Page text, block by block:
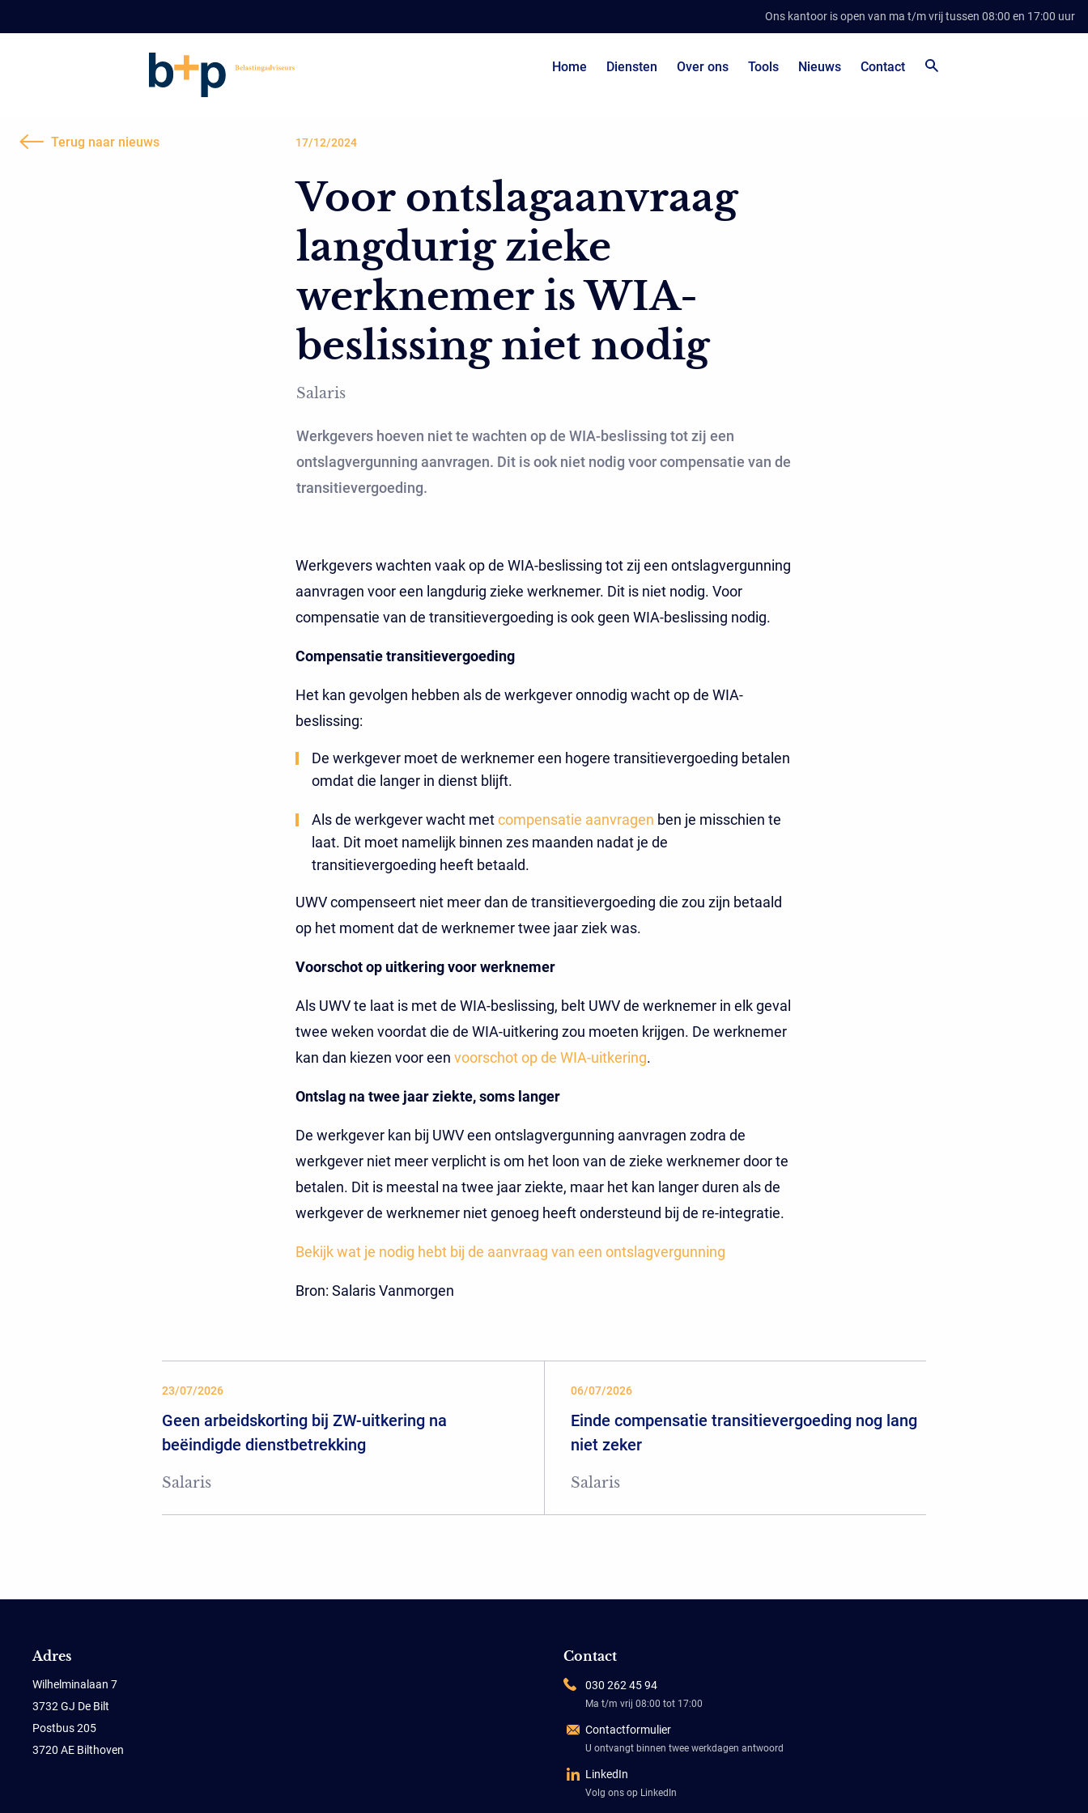
Ons kantoor is open van ma t/m vrij tussen 08:00 en 17:00 uur
Home Diensten Over ons Tools Nieuws Contact
Terug naar nieuws 17/12/2024
Voor ontslagaanvraag
langdurig zieke
werknemer is WIA-
beslissing niet nodig
Salaris
Werkgevers hoeven niet te wachten op de WIA-beslissing tot zij een
ontslagvergunning aanvragen. Dit is ook niet nodig voor compensatie van de
transitievergoeding.
Werkgevers wachten vaak op de WIA-beslissing tot zij een ontslagvergunning
aanvragen voor een langdurig zieke werknemer. Dit is niet nodig. Voor
compensatie van de transitievergoeding is ook geen WIA-beslissing nodig.
Compensatie transitievergoeding
Het kan gevolgen hebben als de werkgever onnodig wacht op de WIA-
beslissing:
De werkgever moet de werknemer een hogere transitievergoeding betalen
omdat die langer in dienst blijft.
Als de werkgever wacht metcompensatie aanvragen ben je misschien te
laat. Dit moet namelijk binnen zes maanden nadat je de
transitievergoeding heeft betaald.
UWV compenseert niet meer dan de transitievergoeding die zou zijn betaald
op het moment dat de werknemer twee jaar ziek was.
Voorschot op uitkering voor werknemer
Als UWV te laat is met de WIA-beslissing, belt UWV de werknemer in elk geval
twee weken voordat die de WIA-uitkering zou moeten krijgen. De werknemer
kan dan kiezen voor een voorschot op de WIA-uitkering.
Ontslag na twee jaar ziekte, soms langer
De werkgever kan bij UWV een ontslagvergunning aanvragen zodra de
werkgever niet meer verplicht is om het loon van de zieke werknemer door te
betalen. Dit is meestal na twee jaar ziekte, maar het kan langer duren als de
werkgever de werknemer niet genoeg heeft ondersteund bij de re-integratie.
Bekijk wat je nodig hebt bij de aanvraag van een ontslagvergunning
Bron: Salaris Vanmorgen
23/07/2026
Geen arbeidskorting bij ZW-uitkering na
beëindigde dienstbetrekking
Salaris
06/07/2026
Einde compensatie transitievergoeding nog lang
niet zeker
Salaris
Adres
Wilhelminalaan 7
3732 GJ De Bilt
Postbus 205
3720 AE Bilthoven
Contact
030 262 45 94
Ma t/m vrij 08:00 tot 17:00
Contactformulier
U ontvangt binnen twee werkdagen antwoord
LinkedIn
Volg ons op LinkedIn